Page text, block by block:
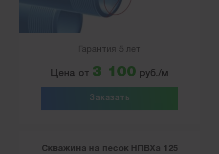
Гарантия 5 лет
Цена от 3 100 руб./м
Заказать
Скважина на песок НПВХа 125